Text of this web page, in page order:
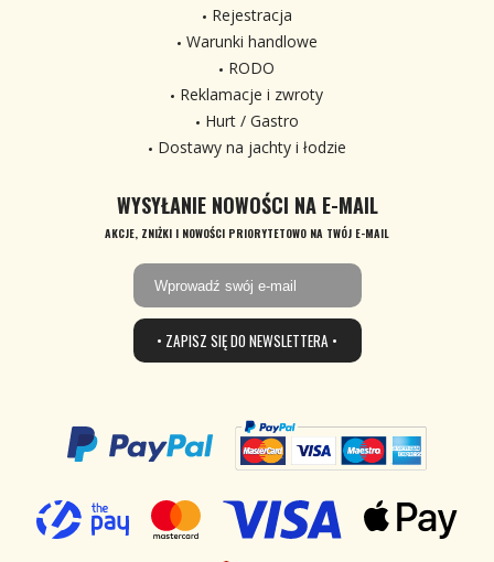
Rejestracja
Warunki handlowe
RODO
Reklamacje i zwroty
Hurt / Gastro
Dostawy na jachty i łodzie
WYSYŁANIE NOWOŚCI NA E-MAIL
AKCJE, ZNIŻKI I NOWOŚCI PRIORYTETOWO NA TWÓJ E-MAIL
• ZAPISZ SIĘ DO NEWSLETTERA •